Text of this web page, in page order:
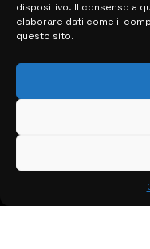
dispositivo. Il consenso a
elaborare dati come il
questo sito.
> NOTIZIE